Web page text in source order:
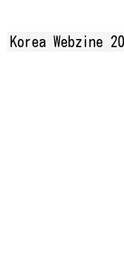
Korea Webzine